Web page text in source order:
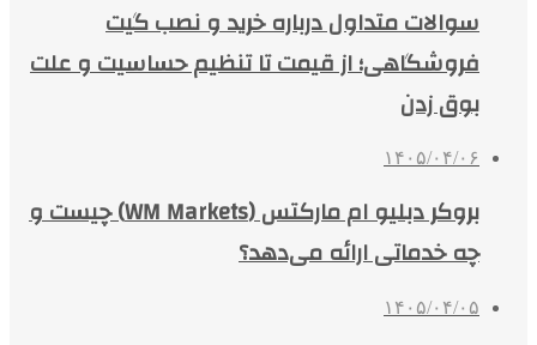
سوالات متداول درباره خرید و نصب گیت
فروشگاهی؛ از قیمت تا تنظیم حساسیت و علت
بوق زدن
۱۴۰۵/۰۴/۰۶
بروکر دبلیو ام مارکتس (WM Markets) چیست و
چه خدماتی ارائه می‌دهد؟
۱۴۰۵/۰۴/۰۵